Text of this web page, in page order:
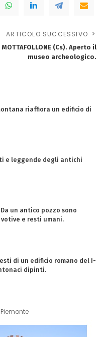
ARTICOLO SUCCESSIVO
MOTTAFOLLONE (Cs). Aperto il
museo archeologico.
riaffiora un edificio di
e leggende degli antichi
Da un antico pozzo sono
e resti umani.
di un edificio romano del I-
dipinti.